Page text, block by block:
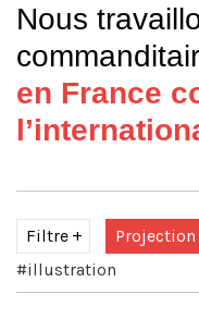
Nous
en France
Filtre
#illustration